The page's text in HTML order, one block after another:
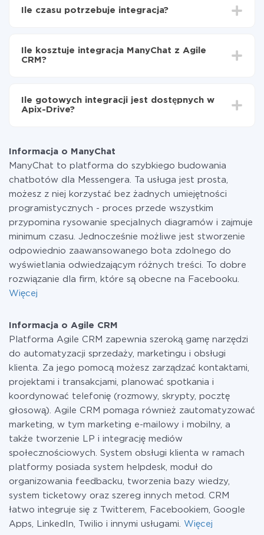
CRM
ManyChat do Agile CRM
Ile czasu potrzebuje integracja?
od 5 do 30 minut. Konfiguracja zajmuje średnio 10-15
minut.
Ile kosztuje integracja ManyChat z Agile
CRM?
Płacisz tylko za ilość danych, która faktycznie jest
przekazywana z jednego z Twoich systemów do
w razie potrzeby przełączyć się na płatną. Więcej
informacji o taryfach.
Ile gotowych integracji jest dostępnych w
Apix-Drive?
Informacja o ManyChat
ManyChat to platforma do szybkiego budowania
chatbotów dla Messengera. Ta usługa jest prosta,
możesz z niej korzystać bez żadnych umiejętności
programistycznych - proces przede wszystkim
przypomina rysowanie specjalnych diagramów i zajmuje
minimum czasu. Jednocześnie możliwe jest stworzenie
odpowiednio zaawansowanego bota zdolnego do
wyświetlania odwiedzającym różnych treści. To dobre
rozwiązanie dla firm, które są obecne na Facebooku.
Więcej
Informacja o Agile CRM
Platforma Agile CRM zapewnia szeroką gamę narzędzi
do automatyzacji sprzedaży, marketingu i obsługi
klienta. Za jego pomocą możesz zarządzać kontaktami,
projektami i transakcjami, planować spotkania i
koordynować telefonię (rozmowy, skrypty, pocztę
głosową). Agile CRM pomaga również zautomatyzować
marketing, w tym marketing e-mailowy i mobilny, a
także tworzenie LP i integrację mediów
społecznościowych. System obsługi klienta w ramach
platformy posiada system helpdesk, moduł do
organizowania feedbacku, tworzenia bazy wiedzy,
system ticketowy oraz szereg innych metod. CRM
łatwo integruje się z Twitterem, Facebookiem, Google
Apps, LinkedIn, Twilio i innymi usługami. Więcej